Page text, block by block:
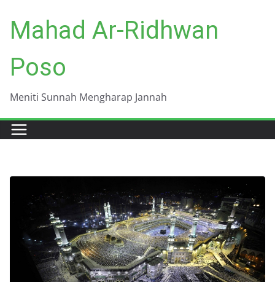
content
Mahad Ar-Ridhwan
Poso
Meniti Sunnah Mengharap Jannah